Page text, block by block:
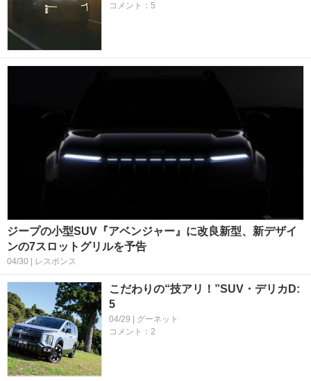
コメント：5
ジープの小型SUV『アベンジャー』に改良新型、新デザイ
ンの7スロットグリルを予告
04/30 | レスポンス
こだわりの“技アリ！”SUV・デリカD:
5
04/29 | グーネット
コメント：2